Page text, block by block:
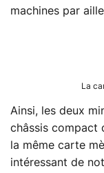
machines par
La
Ainsi, les deux
châssis compact
la même carte
intéressant de